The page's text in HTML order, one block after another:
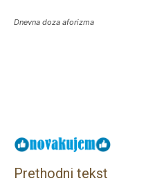
Dnevna doza aforizma
Prethodni tekst